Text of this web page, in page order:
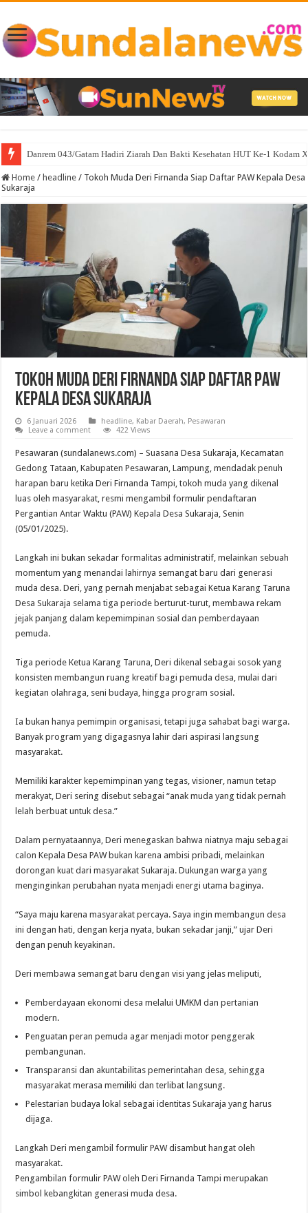
Sambut Hari Kemerdekaan Walikota Eva Dwiana Bagikan 10 Ribu
Home / headline / Tokoh Muda Deri Firnanda Siap Daftar PAW Kepala Desa
Sukaraja
Tokoh Muda Deri Firnanda Siap Daftar PAW
Kepala Desa Sukaraja
6 Januari 2026 headline, Kabar Daerah, Pesawaran
Leave a comment
422 Views
Pesawaran (sundalanews.com) – Suasana Desa Sukaraja, Kecamatan
Gedong Tataan, Kabupaten Pesawaran, Lampung, mendadak penuh
harapan baru ketika Deri Firnanda Tampi, tokoh muda yang dikenal
luas oleh masyarakat, resmi mengambil formulir pendaftaran
Pergantian Antar Waktu (PAW) Kepala Desa Sukaraja, Senin
(05/01/2025).
Langkah ini bukan sekadar formalitas administratif, melainkan sebuah
momentum yang menandai lahirnya semangat baru dari generasi
muda desa. Deri, yang pernah menjabat sebagai Ketua Karang Taruna
Desa Sukaraja selama tiga periode berturut-turut, membawa rekam
jejak panjang dalam kepemimpinan sosial dan pemberdayaan
pemuda.
Tiga periode Ketua Karang Taruna, Deri dikenal sebagai sosok yang
konsisten membangun ruang kreatif bagi pemuda desa, mulai dari
kegiatan olahraga, seni budaya, hingga program sosial.
Ia bukan hanya pemimpin organisasi, tetapi juga sahabat bagi warga.
Banyak program yang digagasnya lahir dari aspirasi langsung
masyarakat.
Memiliki karakter kepemimpinan yang tegas, visioner, namun tetap
merakyat, Deri sering disebut sebagai “anak muda yang tidak pernah
lelah berbuat untuk desa.”
Dalam pernyataannya, Deri menegaskan bahwa niatnya maju sebagai
calon Kepala Desa PAW bukan karena ambisi pribadi, melainkan
dorongan kuat dari masyarakat Sukaraja. Dukungan warga yang
menginginkan perubahan nyata menjadi energi utama baginya.
“Saya maju karena masyarakat percaya. Saya ingin membangun desa
ini dengan hati, dengan kerja nyata, bukan sekadar janji,” ujar Deri
dengan penuh keyakinan.
Deri membawa semangat baru dengan visi yang jelas meliputi,
Pemberdayaan ekonomi desa melalui UMKM dan pertanian
modern.
Penguatan peran pemuda agar menjadi motor penggerak
pembangunan.
Transparansi dan akuntabilitas pemerintahan desa, sehingga
masyarakat merasa memiliki dan terlibat langsung.
Pelestarian budaya lokal sebagai identitas Sukaraja yang harus
dijaga.
Langkah Deri mengambil formulir PAW disambut hangat oleh
masyarakat.
Pengambilan formulir PAW oleh Deri Firnanda Tampi merupakan
simbol kebangkitan generasi muda desa.